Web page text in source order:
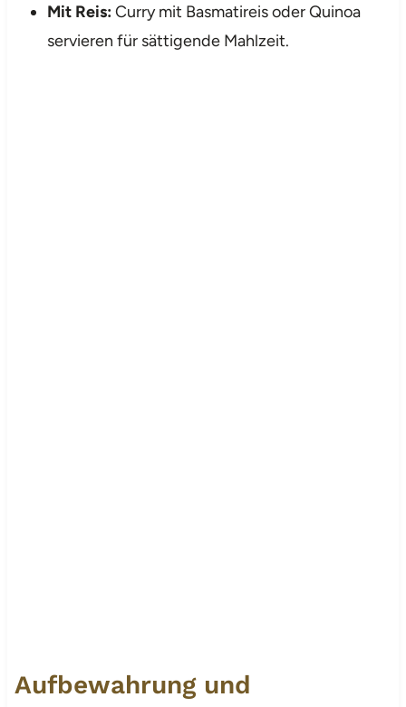
Mit Reis:Curry mit Basmatireis oder Quinoa
servieren für sättigende Mahlzeit.
Aufbewahrung und